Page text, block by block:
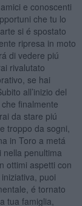
e conoscenti
che tu lo
si é spostato
ripresa in moto
di vedere piú
rivalutato
se hai
all’inizio del
finalmente
da stare piú
troppo da sogni,
in Toro a metá
penultima
ottimi aspetti con
puoi
é tornato
tua famiglia,